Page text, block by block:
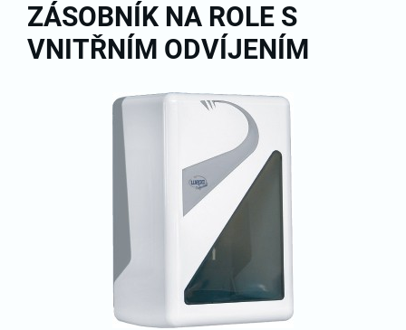
ZÁSOBNÍK NA ROLE S
VNITŘNÍM ODVÍJENÍM